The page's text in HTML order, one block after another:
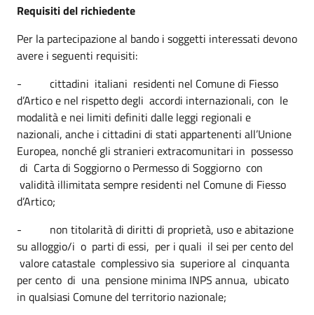
Requisiti del richiedente
Per la partecipazione al bando i soggetti interessati devono
avere i seguenti requisiti:
- cittadini italiani residenti nel Comune di Fiesso
d’Artico e nel rispetto degli accordi internazionali, con le
modalità e nei limiti definiti dalle leggi regionali e
nazionali, anche i cittadini di stati appartenenti all’Unione
Europea, nonché gli stranieri extracomunitari in possesso
di Carta di Soggiorno o Permesso di Soggiorno con
validità illimitata sempre residenti nel Comune di Fiesso
d’Artico;
- non titolarità di diritti di proprietà, uso e abitazione
su alloggio/i o parti di essi, per i quali il sei per cento del
valore catastale complessivo sia superiore al cinquanta
per cento di una pensione minima INPS annua, ubicato
in qualsiasi Comune del territorio nazionale;